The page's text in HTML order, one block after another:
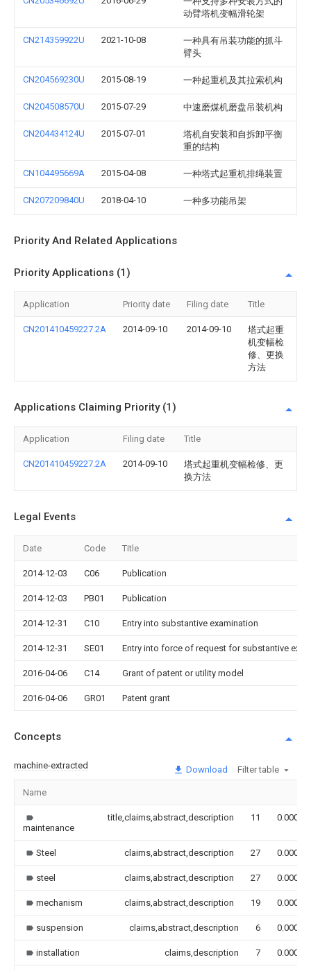
动臂塔机变幅滑轮架
CN214359922U 2021-10-08
一种具有吊装功能的抓斗
臂头
CN204569230U 2015-08-19 一种起重机及其拉索机构
CN204508570U 2015-07-29 中速磨煤机磨盘吊装机构
CN204434124U 2015-07-01
塔机自安装和自拆卸平衡
重的结构
CN104495669A 2015-04-08 一种塔式起重机排绳装置
CN207209840U 2018-04-10 一种多功能吊架
Priority And Related Applications
Priority Applications (1)
Application Priority date Filing date Title
CN201410459227.2A 2014-09-10 2014-09-10
塔式起重
机变幅检
修、更换
方法
Applications Claiming Priority (1)
Application Filing date Title
CN201410459227.2A 2014-09-10
塔式起重机变幅检修、更
换方法
Legal Events
Date Code Title
2014-12-03 C06 Publication
2014-12-03 PB01 Publication
2014-12-31 C10 Entry into substantive examination
2014-12-31 SE01 Entry into force of request for substantive
2016-04-06 C14 Grant of patent or utility model
2016-04-06 GR01 Patent grant
Concepts
machine-extracted Download Filter table
Name
maintenance
title,claims,abstract,description 11 0.000
Steel claims,abstract,description 27 0.000
steel claims,abstract,description 27 0.000
mechanism claims,abstract,description 19 0.000
suspension claims,abstract,description 6 0.000
installation claims,description 7 0.000